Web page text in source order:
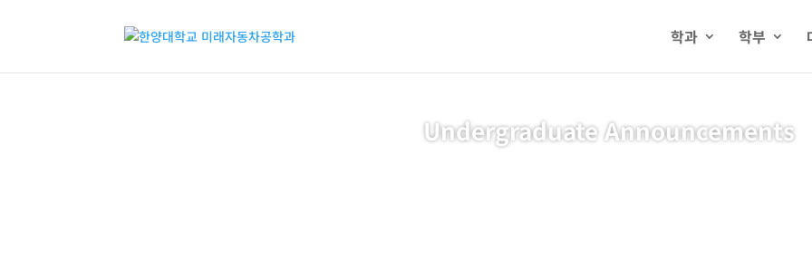
학과 학부
Undergraduate Announcements